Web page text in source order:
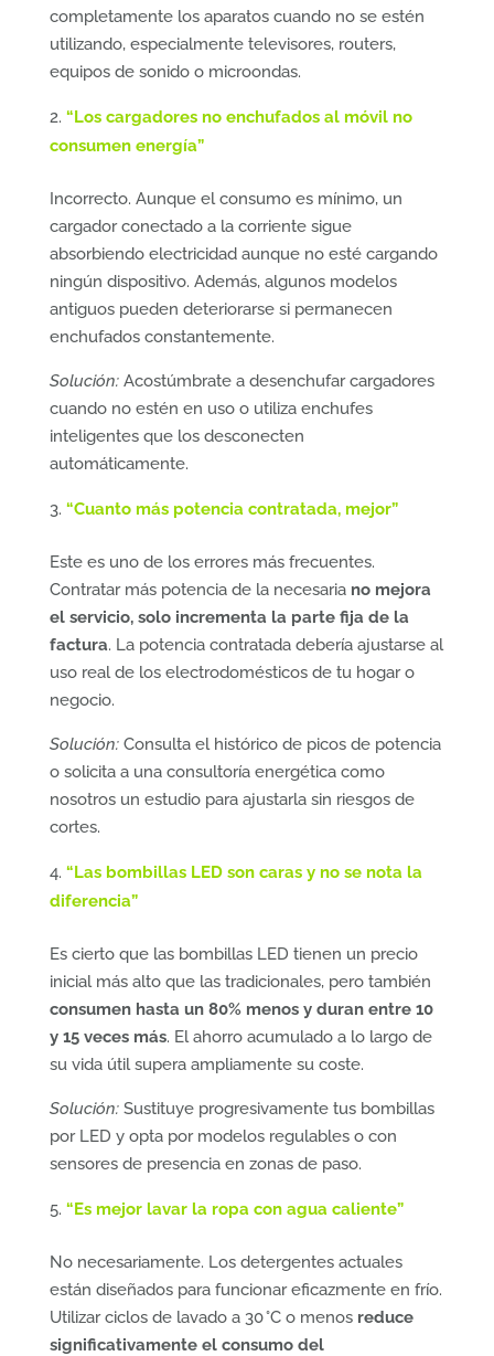
completamente los aparatos cuando no se estén
utilizando, especialmente televisores, routers,
equipos de sonido o microondas.
“Los cargadores no enchufados al móvil no
consumen energía”
Incorrecto. Aunque el consumo es mínimo, un
cargador conectado a la corriente sigue
absorbiendo electricidad aunque no esté cargando
ningún dispositivo. Además, algunos modelos
antiguos pueden deteriorarse si permanecen
enchufados constantemente.
Solución:Acostúmbrate a desenchufar cargadores
cuando no estén en uso o utiliza enchufes
inteligentes que los desconecten
automáticamente.
“Cuanto más potencia contratada, mejor”
Este es uno de los errores más frecuentes.
Contratar más potencia de la necesaria no mejora
el servicio, solo incrementa la parte fija de la
factura. La potencia contratada debería ajustarse al
uso real de los electrodomésticos de tu hogar o
negocio.
Solución:Consulta el histórico de picos de potencia
o solicita a una consultoría energética como
nosotros un estudio para ajustarla sin riesgos de
cortes.
“Las bombillas LED son caras y no se nota la
diferencia”
Es cierto que las bombillas LED tienen un precio
inicial más alto que las tradicionales, pero también
consumen hasta un 80% menos y duran entre 10
y 15 veces más. El ahorro acumulado a lo largo de
su vida útil supera ampliamente su coste.
Solución:Sustituye progresivamente tus bombillas
por LED y opta por modelos regulables o con
sensores de presencia en zonas de paso.
“Es mejor lavar la ropa con agua caliente”
No necesariamente. Los detergentes actuales
están diseñados para funcionar eficazmente en frío.
Utilizar ciclos de lavado a 30 °C o menos reduce
significativamente el consumo del